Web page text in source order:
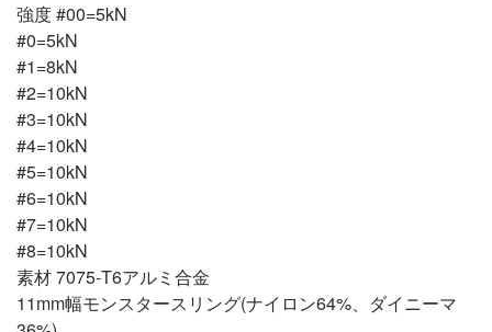
強度 #00=5kN
#0=5kN
#1=8kN
#2=10kN
#3=10kN
#4=10kN
#5=10kN
#6=10kN
#7=10kN
#8=10kN
素材 7075-T6アルミ合金
11mm幅モンスタースリング(ナイロン64%、ダイニーマ